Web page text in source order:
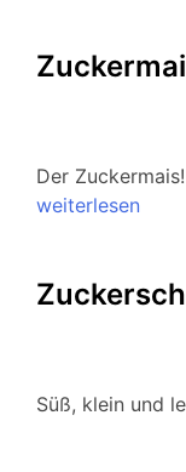
Der
weiterlesen
Süß, klein und